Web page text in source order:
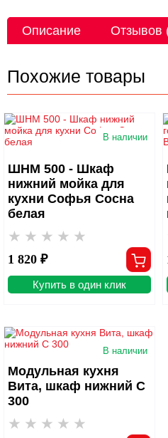
Описание Отзывов
Похожие товары
В наличии
ШНМ 500 - Шкаф
нижний мойка для
кухни Софья Сосна
белая
1 820 ₽
Купить в один клик
В наличии
Модульная кухня
Вита, шкаф нижний С
300